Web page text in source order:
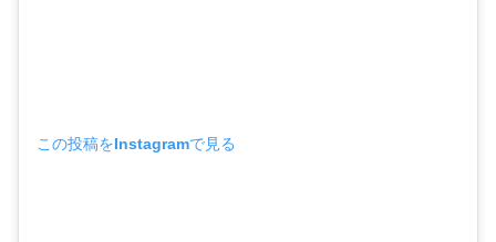
この投稿をInstagramで見る